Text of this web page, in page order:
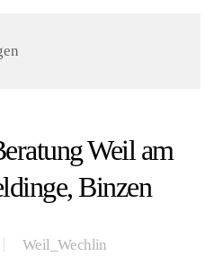
Weil am
Binzen
Weil_Wechlin